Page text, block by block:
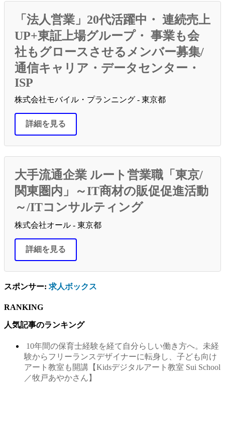
「法人営業」20代活躍中・ 連続売上
UP+東証上場グループ・ 事業も会
社もグロースさせるメンバー募集/
通信キャリア・データセンター・
ISP
株式会社モバイル・プランニング - 東京都
詳細を見る
大手流通企業 ルート営業職「東京/
関東圏内」～IT商材の販促促進活動
～/ITコンサルティング
株式会社オール - 東京都
詳細を見る
スポンサー: 求人ボックス
RANKING
人気記事のランキング
10年間の保育士経験を経て自分らしい働き方へ。未経
験からフリーランスデザイナーに転身し、子ども向け
アート教室も開講【Kidsデジタルアート教室 Sui School
／牧戸あやかさん】